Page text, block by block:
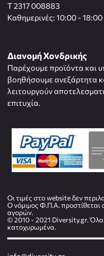
T 2317 008883
Καθημερινές: 10:00 - 18:00
Διανομή Χονδρικής
Παρέχουμε προϊόντα και
βοηθήσουμε ανεξάρτητα
λειτουργούν
επιτυχία.
Οι τιμές στο website δεν
Ο νόμιμος Φ.Π.Α. προστίθεται
αγορών.
© 2010 - 2021 Diversity.gr. Όλα
κατοχυρωμένα.